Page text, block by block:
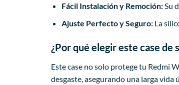
Fácil Instalación y Remoción:Su
Ajuste Perfecto y Seguro:La
¿Por qué elegir este case de
Este case no solo protege tu Redmi
desgaste, asegurando una larga